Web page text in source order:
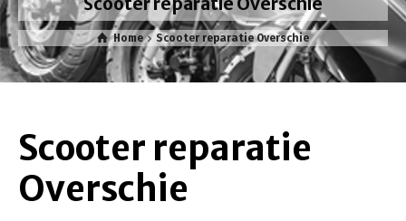
Home Scooter reparatie Overschie
Scooter reparatie
Overschie